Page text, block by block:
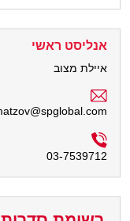
אנליסט ראשי
איילת מצוב
03-7539712